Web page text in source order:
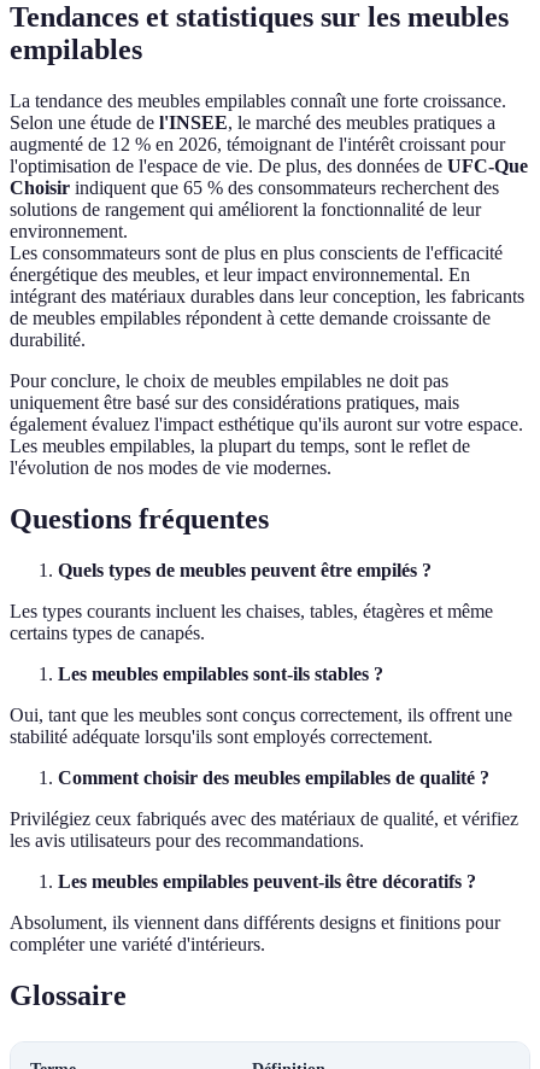
Tendances et statistiques sur les meubles
empilables
La tendance des meubles empilables connaît une forte croissance.
Selon une étude de l'INSEE, le marché des meubles pratiques a
augmenté de 12 % en 2026, témoignant de l'intérêt croissant pour
l'optimisation de l'espace de vie. De plus, des données de UFC-Que
Choisir indiquent que 65 % des consommateurs recherchent des
solutions de rangement qui améliorent la fonctionnalité de leur
environnement.
Les consommateurs sont de plus en plus conscients de l'efficacité
énergétique des meubles, et leur impact environnemental. En
intégrant des matériaux durables dans leur conception, les fabricants
de meubles empilables répondent à cette demande croissante de
durabilité.
Pour conclure, le choix de meubles empilables ne doit pas
uniquement être basé sur des considérations pratiques, mais
également évaluez l'impact esthétique qu'ils auront sur votre espace.
Les meubles empilables, la plupart du temps, sont le reflet de
l'évolution de nos modes de vie modernes.
Questions fréquentes
Quels types de meubles peuvent être empilés ?
Les types courants incluent les chaises, tables, étagères et même
certains types de canapés.
Les meubles empilables sont-ils stables ?
Oui, tant que les meubles sont conçus correctement, ils offrent une
stabilité adéquate lorsqu'ils sont employés correctement.
Comment choisir des meubles empilables de qualité ?
Privilégiez ceux fabriqués avec des matériaux de qualité, et vérifiez
les avis utilisateurs pour des recommandations.
Les meubles empilables peuvent-ils être décoratifs ?
Absolument, ils viennent dans différents designs et finitions pour
compléter une variété d'intérieurs.
Glossaire